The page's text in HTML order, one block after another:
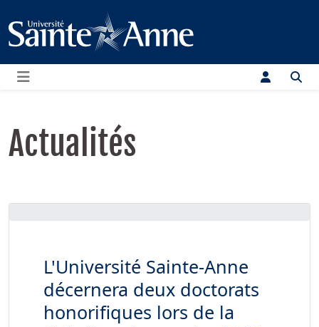
Menu
Actualités
L'Université Sainte-Anne
décernera deux doctorats
honorifiques lors de la